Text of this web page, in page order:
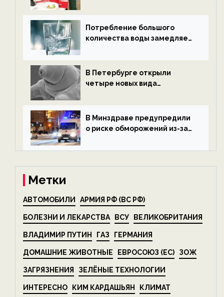
Потребление большого
количества воды замедляет
В Петербурге открыли
четыре новых вида
экологии на ECOportal
В Минздраве предупредили
о риске обморожений из-за
на ECOportal
Метки
АВТОМОБИЛИ АРМИЯ РФ (ВС РФ)
БОЛЕЗНИ И ЛЕКАРСТВА ВСУ ВЕЛИКОБРИТАНИЯ
ВЛАДИМИР ПУТИН ГАЗ ГЕРМАНИЯ
ДОМАШНИЕ ЖИВОТНЫЕ ЕВРОСОЮЗ (ЕС) ЗОЖ
ЗАГРЯЗНЕНИЯ ЗЕЛЁНЫЕ ТЕХНОЛОГИИ
ИНТЕРЕСНО КИМ КАРДАШЬЯН КЛИМАТ